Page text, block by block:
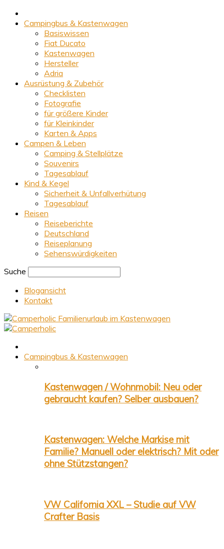
Campingbus & Kastenwagen
Basiswissen
Fiat Ducato
Kastenwagen
Hersteller
Adria
Ausrüstung & Zubehör
Checklisten
Fotografie
für größere Kinder
für Kleinkinder
Karten & Apps
Campen & Leben
Camping & Stellplätze
Souvenirs
Tagesablauf
Kind & Kegel
Sicherheit & Unfallverhütung
Tagesablauf
Reisen
Reiseberichte
Deutschland
Reiseplanung
Sehenswürdigkeiten
Suche
Blogansicht
Kontakt
Familienurlaub im Kastenwagen
Campingbus & Kastenwagen
Kastenwagen / Wohnmobil: Neu oder
gebraucht kaufen? Selber ausbauen?
Kastenwagen: Welche Markise mit
Familie? Manuell oder elektrisch? Mit oder
ohne Stützstangen?
VW California XXL – Studie auf VW
Crafter Basis